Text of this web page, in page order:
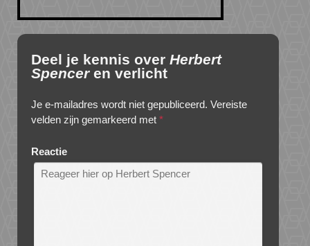
Deel je kennis over Herbert
Spenceren verlicht
Je e-mailadres wordt niet gepubliceerd. Vereiste
velden zijn gemarkeerd met *
Reactie